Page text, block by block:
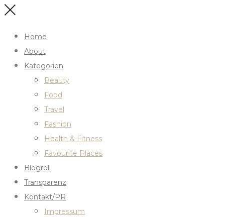
Home
About
Kategorien
Beauty
Food
Travel
Fashion
Health & Fitness
Favourite Places
Blogroll
Transparenz
Kontakt/PR
Impressum